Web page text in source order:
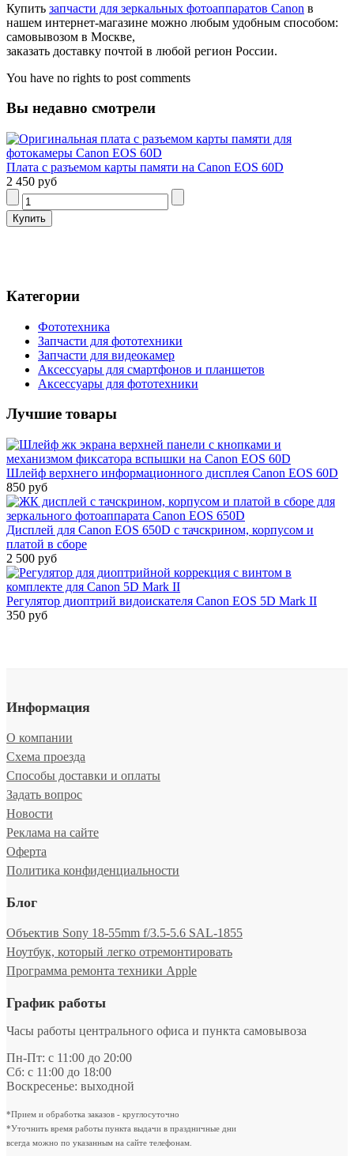
Купить запчасти для зеркальных фотоаппаратов Canon в
нашем интернет-магазине можно любым удобным способом:
самовывозом в Москве,
заказать доставку почтой в любой регион России.
You have no rights to post comments
Вы недавно смотрели
Плата с разъемом карты памяти на Canon EOS 60D
2 450 руб
Категории
Фототехника
Запчасти для фототехники
Запчасти для видеокамер
Аксессуары для смартфонов и планшетов
Аксессуары для фототехники
Лучшие товары
Шлейф верхнего информационного дисплея Canon EOS 60D
850 руб
Дисплей для Canon EOS 650D c тачскрином, корпусом и
платой в сборе
2 500 руб
Регулятор диоптрий видоискателя Canon EOS 5D Mark II
350 руб
Информация
О компании
Схема проезда
Способы доставки и оплаты
Задать вопрос
Новости
Реклама на сайте
Оферта
Политика конфиденциальности
Блог
Объектив Sony 18-55mm f/3.5-5.6 SAL-1855
Ноутбук, который легко отремонтировать
Программа ремонта техники Apple
График работы
Часы работы центрального офиса и пункта самовывоза
Пн-Пт: с 11:00 до 20:00
Сб: с 11:00 до 18:00
Воскресенье: выходной
*Прием и обработка заказов - круглосуточно
*Уточнить время работы пункта выдачи в праздничные дни
всегда можно по указанным на сайте телефонам.